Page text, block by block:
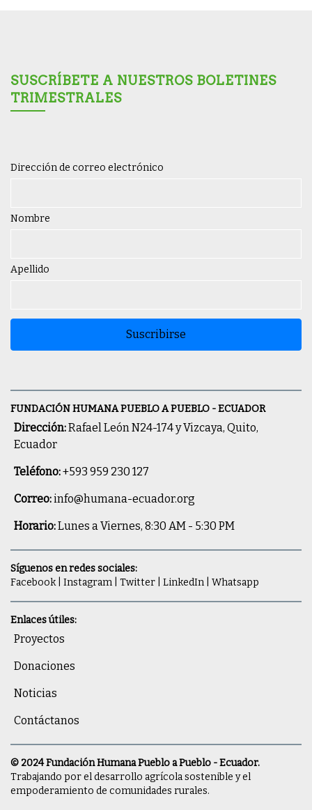
SUSCRÍBETE A NUESTROS BOLETINES
TRIMESTRALES
Dirección de correo electrónico
Nombre
Apellido
Suscribirse
FUNDACIÓN HUMANA PUEBLO A PUEBLO - ECUADOR
Dirección:Rafael León N24-174 y Vizcaya, Quito,
Ecuador
Teléfono:+593 959 230 127
Correo:info@humana-ecuador.org
Horario:Lunes a Viernes, 8:30 AM - 5:30 PM
Síguenos en redes sociales:
Facebook| Instagram Twitter LinkedIn Whatsapp
Enlaces útiles:
Proyectos
Donaciones
Noticias
Contáctanos
© 2024 Fundación Humana Pueblo a Pueblo - Ecuador.
Trabajando por el desarrollo agrícola sostenible y el
empoderamiento de comunidades rurales.